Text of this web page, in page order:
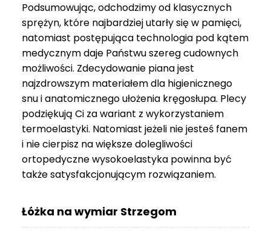
Podsumowując, odchodzimy od klasycznych
sprężyn, które najbardziej utarły się w pamięci,
natomiast postępująca technologia pod kątem
medycznym daje Państwu szereg cudownych
możliwości. Zdecydowanie piana jest
najzdrowszym materiałem dla higienicznego
snu i anatomicznego ułożenia kręgosłupa. Plecy
podziękują Ci za wariant z wykorzystaniem
termoelastyki. Natomiast jeżeli nie jesteś fanem
i nie cierpisz na większe dolegliwości
ortopedyczne wysokoelastyka powinna być
także satysfakcjonującym rozwiązaniem.
Łóżka na wymiar Strzegom